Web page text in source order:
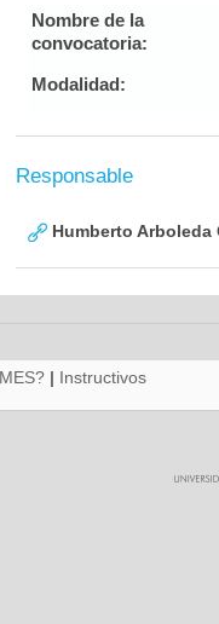
Nombre de la
convocatoria:
Modalidad:
Responsable
Humberto Arboleda
| Instructivos